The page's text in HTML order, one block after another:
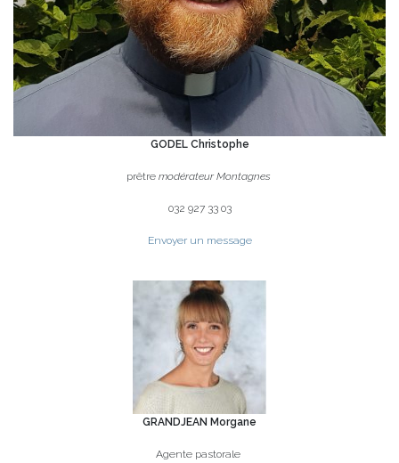
GODEL Christophe
prêtre modérateur Montagnes
032 927 33 03
Envoyer un message
GRANDJEAN Morgane
Agente pastorale